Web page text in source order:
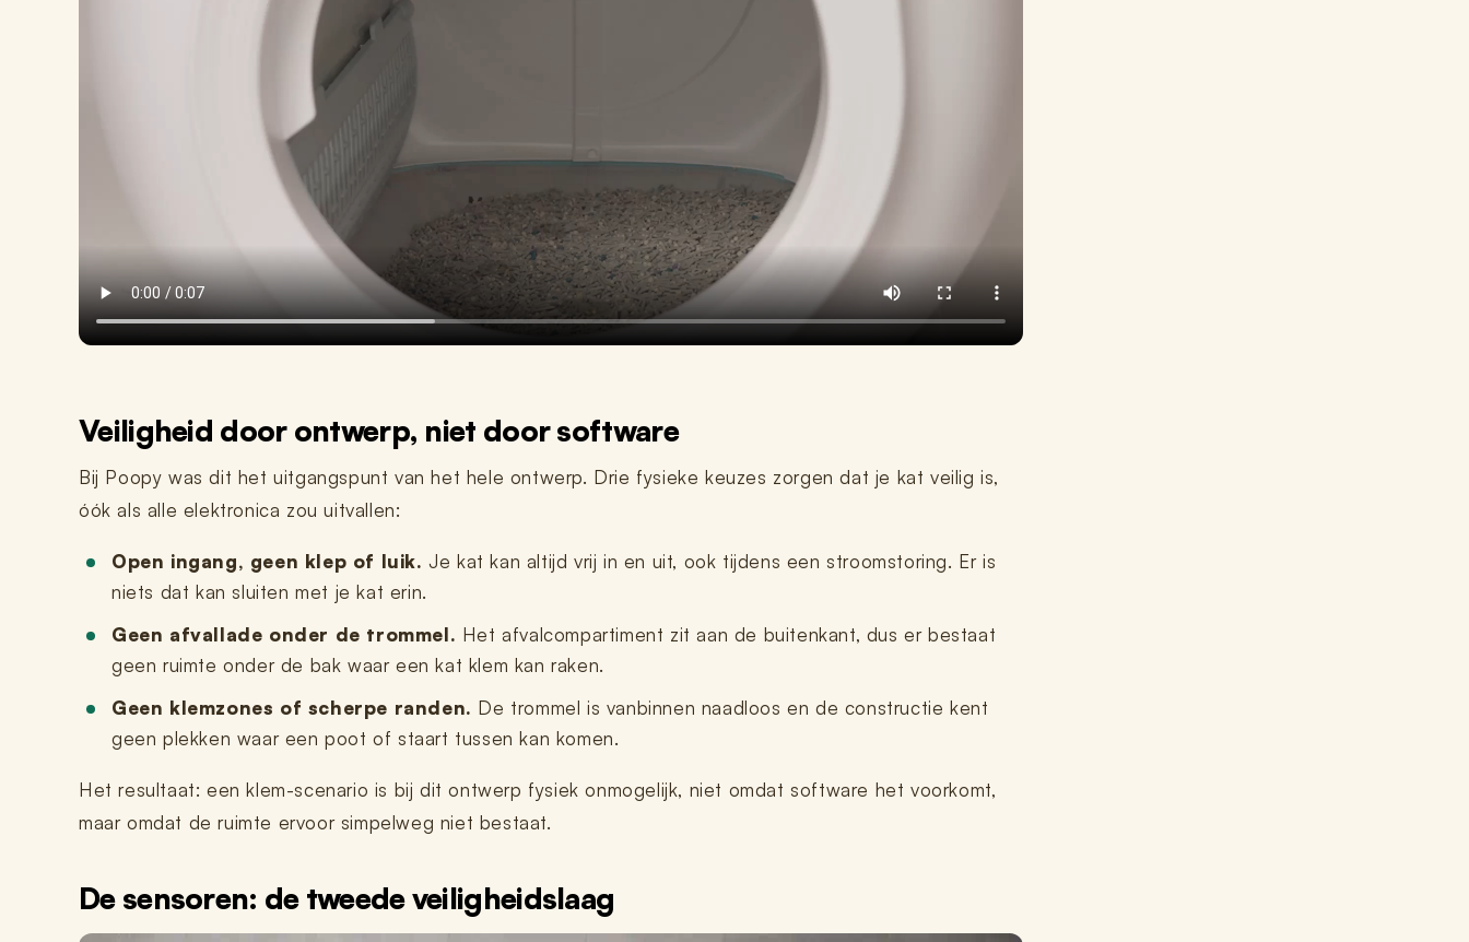
Veiligheid door ontwerp, niet door software
Bij Poopy was dit het uitgangspunt van het hele ontwerp. Drie fysieke keuzes zorgen dat je kat veilig is,
óók als alle elektronica zou uitvallen:
Open ingang, geen klep of luik. Je kat kan altijd vrij in en uit, ook tijdens een stroomstoring. Er is
niets dat kan sluiten met je kat erin.
Geen afvallade onder de trommel. Het afvalcompartiment zit aan de buitenkant, dus er bestaat
geen ruimte onder de bak waar een kat klem kan raken.
Geen klemzones of scherpe randen. De trommel is vanbinnen naadloos en de constructie kent
geen plekken waar een poot of staart tussen kan komen.
Het resultaat: een klem-scenario is bij dit ontwerp fysiek onmogelijk, niet omdat software het voorkomt,
maar omdat de ruimte ervoor simpelweg niet bestaat.
De sensoren: de tweede veiligheidslaag